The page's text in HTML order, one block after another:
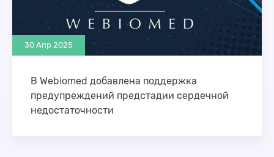
30 Апр 2025
В Webiomed добавлена поддержка
предупреждений предстадии сердечной
недостаточности